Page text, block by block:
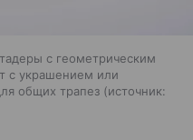
с геометрическим
с украшением или
общих трапез
источник: